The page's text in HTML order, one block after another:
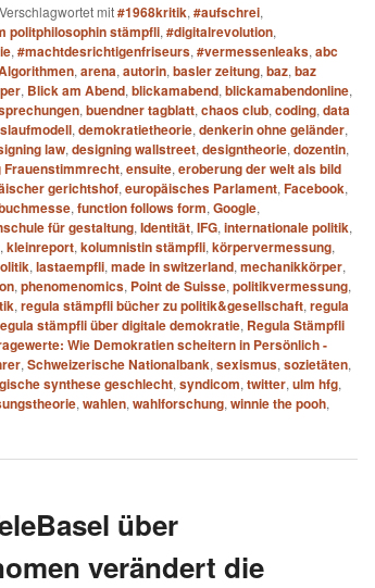
Verschlagwortet mit#1968kritik, #aufschrei,
politphilosophin stämpfli, #digitalrevolution,
, #machtdesrichtigenfriseurs, #vermessenleaks, abc
, arena, autorin, basler zeitung, baz, baz
, Blick am Abend, blickamabend, blickamabendonline,
, buendner tagblatt, chaos club, coding, data
, demokratietheorie, denkerin ohne geländer,
law, designing wallstreet, designtheorie, dozentin,
Frauenstimmrecht, ensuite, eroberung der welt als bild
gerichtshof, europäisches Parlament, Facebook,
, function follows form, Google,
für gestaltung, Identität, IFG, internationale politik,
, kleinreport, kolumnistin stämpfli, körpervermessung,
, lastaempfli, made in switzerland, mechanikkörper,
, phenomenomics, Point de Suisse, politikvermessung,
, regula stämpfli bücher zu politik&gesellschaft, regula
stämpfli über digitale demokratie, Regula Stämpfli
Wie Demokratien scheitern in Persönlich -
, Schweizerische Nationalbank, sexismus, sozietäten,
synthese geschlecht, syndicom, twitter, ulm hfg,
, wahlen, wahlforschung, winnie the pooh,
über
verändert die